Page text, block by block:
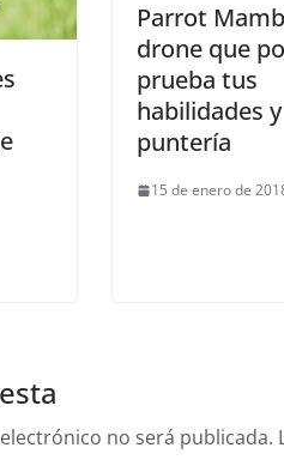
Parrot
drone que
prueba tus
habilidades y
puntería
15 de enero de
no será publicada.